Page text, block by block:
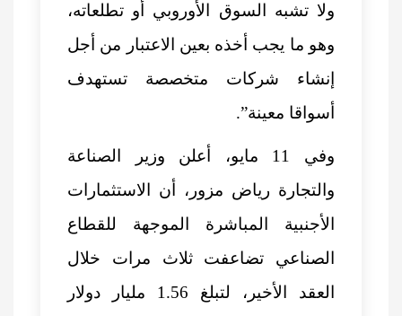
ولا تشبه السوق الأوروبي أو تطلعاته،
وهو ما يجب أخذه بعين الاعتبار من أجل
إنشاء شركات متخصصة تستهدف
أسواقا معينة”.
وفي 11 مايو، أعلن وزير الصناعة
والتجارة رياض مزور، أن الاستثمارات
الأجنبية المباشرة الموجهة للقطاع
الصناعي تضاعفت ثلاث مرات خلال
العقد الأخير، لتبلغ 1.56 مليار دولار